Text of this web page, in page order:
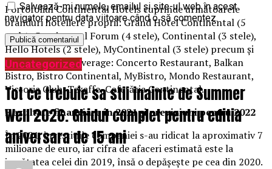
Portofoliul Continental Hotels cuprinde următoarele
branduri hoteliere proprii: Grand Hotel Continental (5
stele), Continental Forum (4 stele), Continental (3 stele),
Hello Hotels (2 stele), MyContinental (3 stele) precum și
cele de food & beverage: Concerto Restaurant, Balkan
Bistro, Bistro Continental, MyBistro, Mondo Restaurant,
Victoria Club, Tekaffe, Cofetăria Continental.
Rezultate financiare în 2021 și previziuni pentru 2022
În 2021, investițiile companiei s-au ridicat la aproximativ 7
milioane de euro, iar cifra de afaceri estimată este la
jumătatea celei din 2019, însă o depășește pe cea din 2020.
Salvează-mi numele, emailul și site-ul web în acest
navigator pentru data viitoare când o să comentez.
Uncategorized
Tot ce trebuie sa stii inainte de Summer
Well 2026. Ghidul complet pentru editia
aniversara de 15 ani